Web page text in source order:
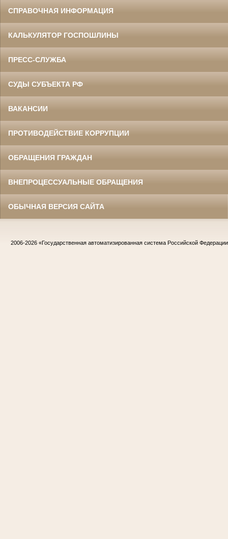
СПРАВОЧНАЯ ИНФОРМАЦИЯ
КАЛЬКУЛЯТОР ГОСПОШЛИНЫ
ПРЕСС-СЛУЖБА
СУДЫ СУБЪЕКТА РФ
ВАКАНСИИ
ПРОТИВОДЕЙСТВИЕ КОРРУПЦИИ
ОБРАЩЕНИЯ ГРАЖДАН
ВНЕПРОЦЕССУАЛЬНЫЕ ОБРАЩЕНИЯ
ОБЫЧНАЯ ВЕРСИЯ САЙТА
2006-2026 «Государственная автоматизированная система Российской